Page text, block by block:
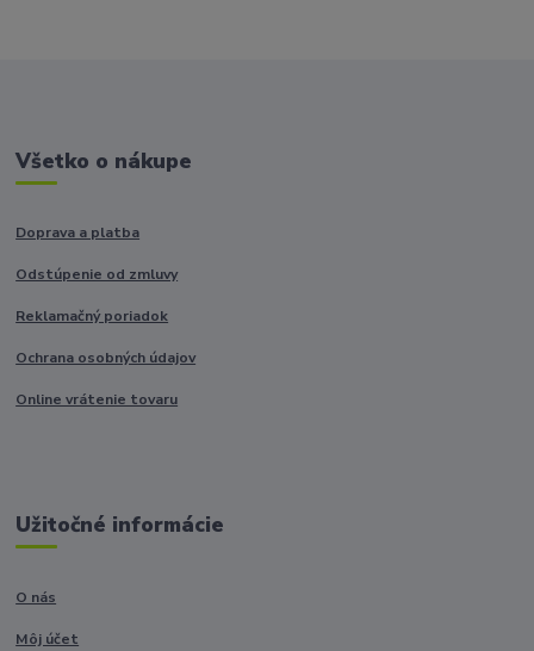
Všetko o nákupe
Doprava a platba
Odstúpenie od zmluvy
Reklamačný poriadok
Ochrana osobných údajov
Online vrátenie tovaru
Užitočné informácie
O nás
Môj účet